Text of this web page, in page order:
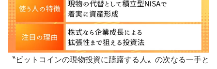
〝ビットコインの現物投資に躊躇する人〟の次なる一手と